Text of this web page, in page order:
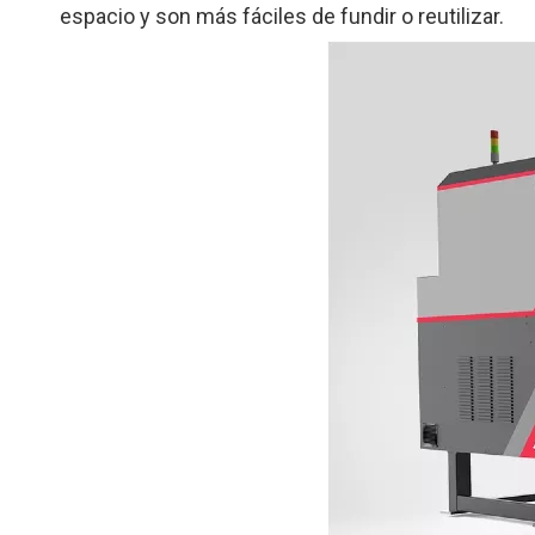
espacio y son más fáciles de fundir o reutilizar.